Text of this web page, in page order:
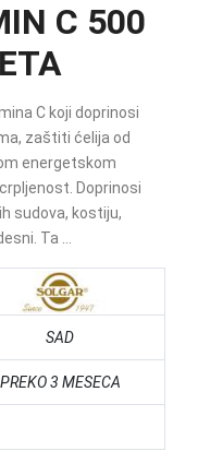
C 500
C koji doprinosi
zaštiti ćelija od
energetskom
Doprinosi
sudova, kostiju,
Ta ...
SAD
PREKO 3 MESECA